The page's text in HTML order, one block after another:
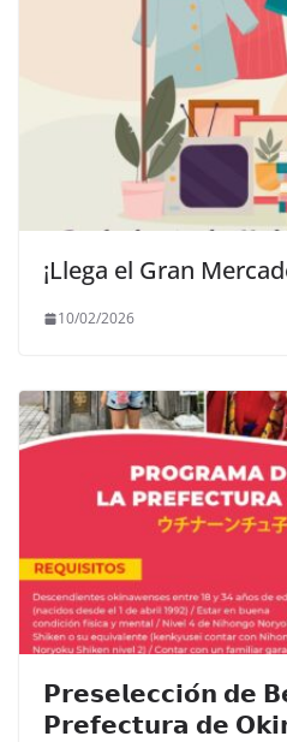
¡Llega el Gran
10/02/2026
𝗣𝗿𝗲𝘀𝗲𝗹𝗲𝗰𝗰𝗶𝗼́𝗻 𝗱𝗲
𝗣𝗿𝗲𝗳𝗲𝗰𝘁𝘂𝗿𝗮 𝗱𝗲